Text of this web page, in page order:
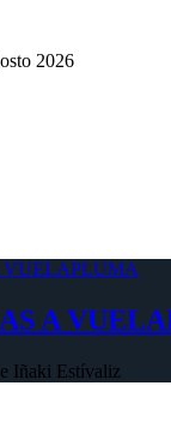
2026
A
Iñaki Estívaliz